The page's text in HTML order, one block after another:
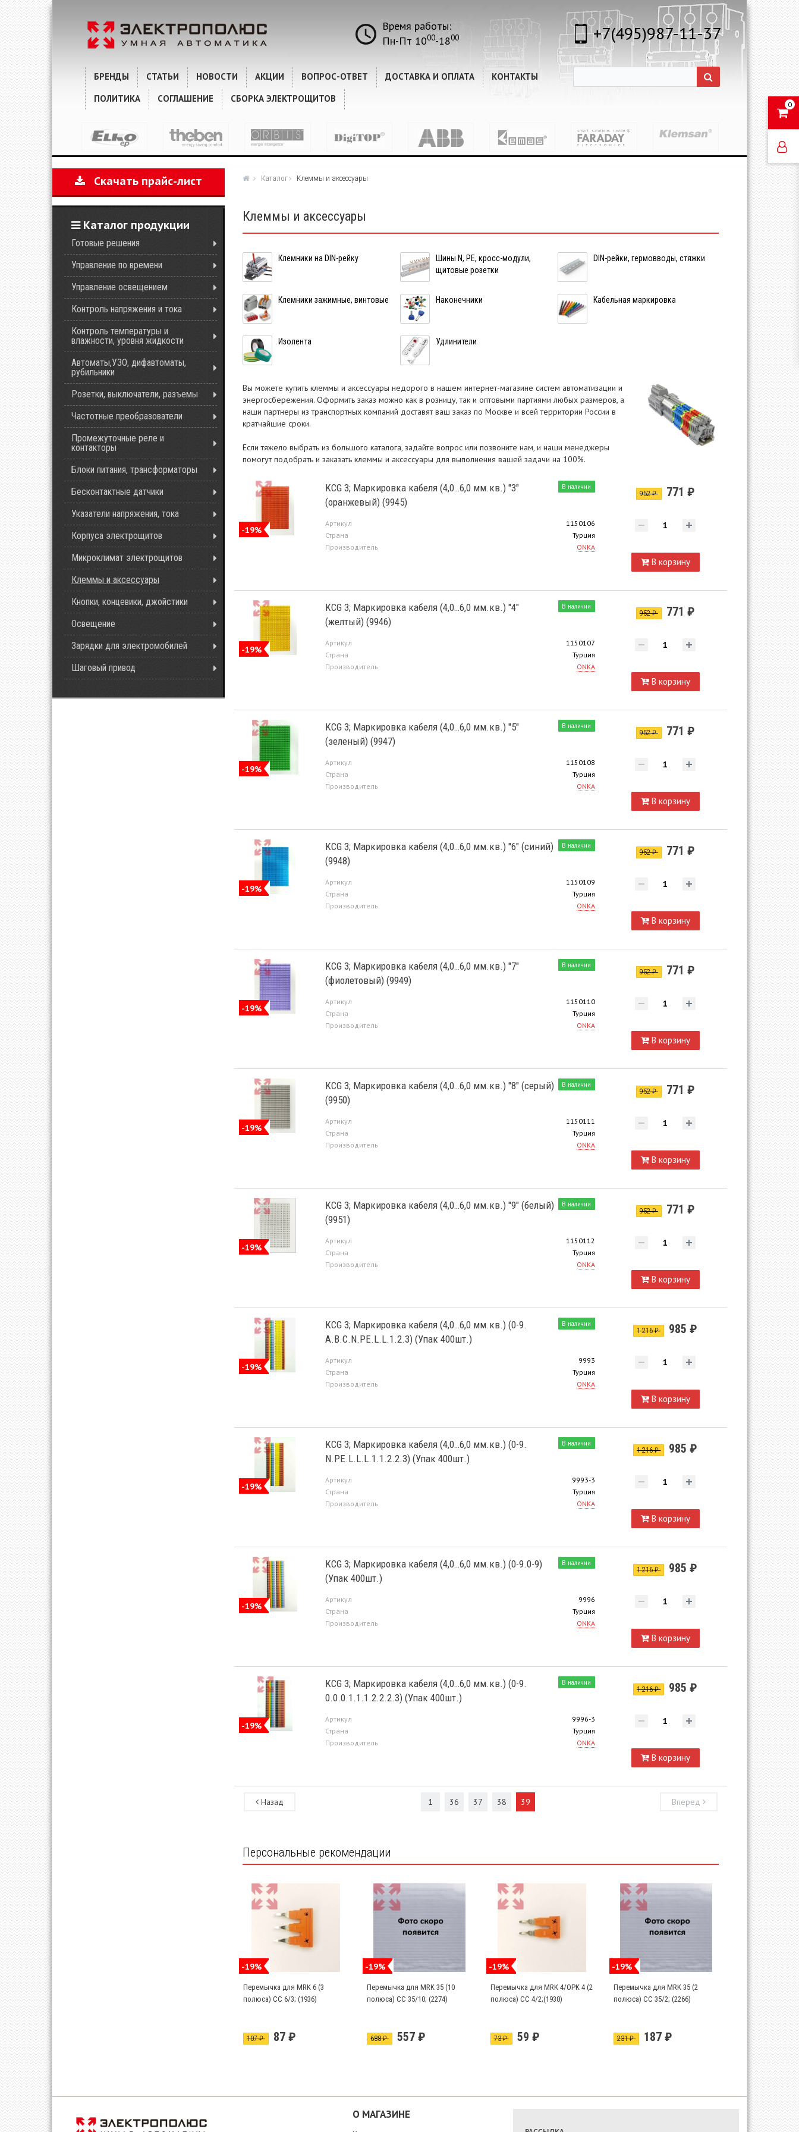
0
Время работы:
Пн-Пт 1000-1800 +7(495)987-11-37
БРЕНДЫ СТАТЬИ НОВОСТИ АКЦИИ ВОПРОС-ОТВЕТ ДОСТАВКА И ОПЛАТА
КОНТАКТЫ
ПОЛИТИКА
СОГЛАШЕНИЕ СБОРКА ЭЛЕКТРОЩИТОВ
Скачать прайс-лист
Каталог продукции
Готовые решения
Управление по времени
Управление освещением
Контроль напряжения и тока
Контроль температуры и
влажности, уровня жидкости
Автоматы,УЗО, дифавтоматы,
рубильники
Розетки, выключатели, разъемы
Частотные преобразователи
Промежуточные реле и
контакторы
Блоки питания, трансформаторы
Бесконтактные датчики
Указатели напряжения, тока
Корпуса электрощитов
Микроклимат электрощитов
Клеммы и аксессуары
Кнопки, концевики, джойстики
Освещение
Зарядки для электромобилей
Шаговый привод
Каталог Клеммы и аксессуары
Клеммы и аксессуары
Клемники на DIN-рейку
Шины N, PE, кросс-модули,
щитовые розетки
DIN-рейки, гермовводы, стяжки
Клемники зажимные, винтовые Наконечники Кабельная маркировка
Изолента Удлинители
Вы можете купить клеммы и аксессуары недорого в нашем интернет-магазине систем автоматизации и
энергосбережения. Оформить заказ можно как в розницу, так и оптовыми партиями любых размеров, а
наши партнеры из транспортных компаний доставят ваш заказ по Москве и всей территории России в
кратчайшие сроки.
Если тяжело выбрать из большого каталога, задайте вопрос или позвоните нам, и наши менеджеры
помогут подобрать и заказать клеммы и аксессуары для выполнения вашей задачи на 100%.
-19%
В наличии
KCG 3; Маркировка кабеля (4,0…6,0 мм.кв.) "3"
(оранжевый) (9945)
Артикул
1150106
Страна
Турция
Производитель
ONKA
952 ₽ 771 ₽
В корзину
-19%
В наличии
KCG 3; Маркировка кабеля (4,0…6,0 мм.кв.) "4"
(желтый) (9946)
Артикул
1150107
Страна
Турция
Производитель
ONKA
952 ₽ 771 ₽
В корзину
-19%
В наличии
KCG 3; Маркировка кабеля (4,0…6,0 мм.кв.) "5"
(зеленый) (9947)
Артикул
1150108
Страна
Турция
Производитель
ONKA
952 ₽ 771 ₽
В корзину
-19%
В наличии
KCG 3; Маркировка кабеля (4,0…6,0 мм.кв.) "6" (синий)
(9948)
Артикул
1150109
Страна
Турция
Производитель
ONKA
952 ₽ 771 ₽
В корзину
-19%
В наличии
KCG 3; Маркировка кабеля (4,0…6,0 мм.кв.) "7"
(фиолетовый) (9949)
Артикул
1150110
Страна
Турция
Производитель
ONKA
952 ₽ 771 ₽
В корзину
-19%
В наличии
KCG 3; Маркировка кабеля (4,0…6,0 мм.кв.) "8" (серый)
(9950)
Артикул
1150111
Страна
Турция
Производитель
ONKA
952 ₽ 771 ₽
В корзину
-19%
В наличии
KCG 3; Маркировка кабеля (4,0…6,0 мм.кв.) "9" (белый)
(9951)
Артикул
1150112
Страна
Турция
Производитель
ONKA
952 ₽ 771 ₽
В корзину
-19%
В наличии
KCG 3; Маркировка кабеля (4,0…6,0 мм.кв.) (0-9.
A.B.C.N.PE.L.L.1.2.3) (Упак 400шт.)
Артикул
9993
Страна
Турция
Производитель
ONKA
1 216 ₽ 985 ₽
В корзину
-19%
В наличии
KCG 3; Маркировка кабеля (4,0…6,0 мм.кв.) (0-9.
N.PE.L.L.L.1.1.2.2.3) (Упак 400шт.)
Артикул
9993-3
Страна
Турция
Производитель
ONKA
1 216 ₽ 985 ₽
В корзину
-19%
В наличии
KCG 3; Маркировка кабеля (4,0…6,0 мм.кв.) (0-9.0-9)
(Упак 400шт.)
Артикул
9996
Страна
Турция
Производитель
ONKA
1 216 ₽ 985 ₽
В корзину
-19%
В наличии
KCG 3; Маркировка кабеля (4,0…6,0 мм.кв.) (0-9.
0.0.0.1.1.1.2.2.2.3) (Упак 400шт.)
Артикул
9996-3
Страна
Турция
Производитель
ONKA
1 216 ₽ 985 ₽
В корзину
Назад 1 36 37 38 39 Вперед
Персональные рекомендации
-19%
Перемычка для MRK 6 (3
полюса) CC 6/3; (1936)
107 ₽ 87 ₽
-19%
Перемычка для MRK 35 (10
полюса) CC 35/10; (2274)
688 ₽ 557 ₽
-19%
Перемычка для MRK 4/OPK 4 (2
полюса) CC 4/2;(1930)
73 ₽ 59 ₽
-19%
Перемычка для MRK 35 (2
полюса) CC 35/2; (2266)
231 ₽ 187 ₽
О МАГАЗИНЕ